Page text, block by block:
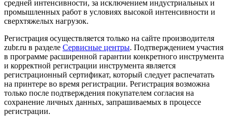
средней интенсивности, за исключением индустриальных и
промышленных работ в условиях высокой интенсивности и
сверхтяжелых нагрузок.
Регистрация осуществляется только на сайте производителя
zubr.ru в разделе Сервисные центры. Подтверждением участия
в программе расширенной гарантии конкретного инструмента
и корректной регистрации инструмента является
регистрационный сертификат, который следует распечатать
на принтере во время регистрации. Регистрация возможна
только после подтверждения покупателем согласия на
сохранение личных данных, запрашиваемых в процессе
регистрации.